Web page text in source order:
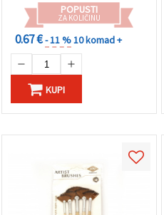
POPUSTI
ZA KOLIČINU
0.67 €- 11 %10 komad +
KUPI